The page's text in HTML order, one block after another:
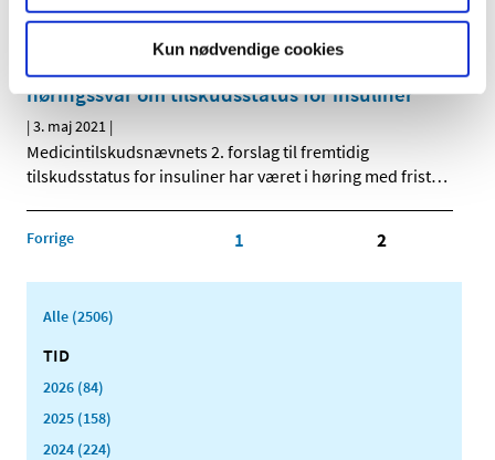
Kun nødvendige cookies
patienterne, hvor de er, i en hurtigere og mere effektiv…
Medicintilskudsnævnet har modtaget 10 nye
høringssvar om tilskudsstatus for insuliner
| 3. maj 2021 |
Medicintilskudsnævnets 2. forslag til fremtidig
tilskudsstatus for insuliner har været i høring med frist…
Forrige 1 2
Alle (2506)
TID
2026 (84)
2025 (158)
2024 (224)